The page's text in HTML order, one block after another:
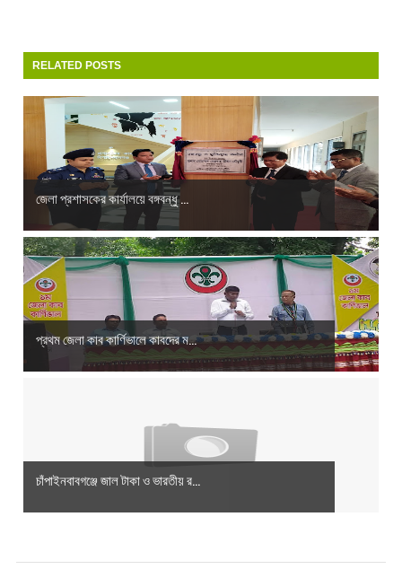
RELATED POSTS
জেলা প্রশাসকের কার্যালয়ে বঙ্গবন্ধু ...
প্রথম জেলা কাব কার্ণিভালে কাবদের ম...
চাঁপাইনবাবগঞ্জে জাল টাকা ও ভারতীয় র...